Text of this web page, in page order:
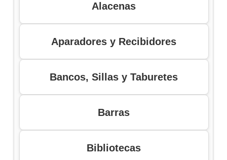
Alacenas
Aparadores y Recibidores
Bancos, Sillas y Taburetes
Barras
Bibliotecas